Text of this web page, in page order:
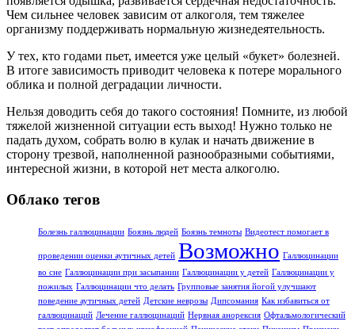
Чем сильнее человек зависим от алкоголя, тем тяжелее
организму поддерживать нормальную жизнедеятельность.
У тех, кто годами пьет, имеется уже целый «букет» болезней.
В итоге зависимость приводит человека к потере морального
облика и полной деградации личности.
Нельзя доводить себя до такого состояния! Помните, из любой
тяжелой жизненной ситуации есть выход! Нужно только не
падать духом, собрать волю в кулак и начать движение в
сторону трезвой, наполненной разнообразными событиями,
интересной жизни, в которой нет места алкоголю.
Облако тегов
Болезнь галлюцинации Боязнь людей Боязнь темноты Видеотест помогает в
проведении оценки аутичных детей Возможно Галлюцинации
во сне Галлюцинации при засыпании Галлюцинации у детей Галлюцинации у
пожилых Галлюцинации что делать Групповые занятия йогой улучшают
поведение аутичных детей Детские неврозы Дипсомания Как избавиться от
галлюцинаций Лечение галлюцинаций Нервная анорексия Офтальмологический